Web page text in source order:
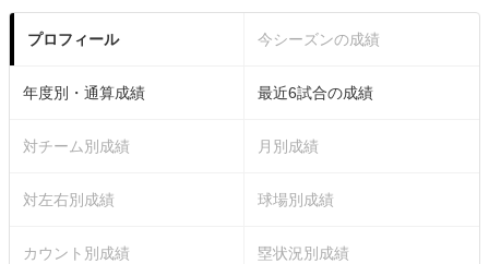
プロフィール 今シーズンの成績
年度別・通算成績 最近6試合の成績
対チーム別成績 月別成績
対左右別成績 球場別成績
カウント別成績 塁状況別成績